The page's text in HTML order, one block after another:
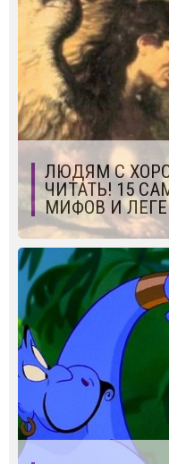
ЛЮДЯМ С
ЧИТАТЬ! 15
МИФОВ И